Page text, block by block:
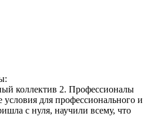
коллектив 2. Профессионалы
для профессионального и
с нуля, научили всему, что